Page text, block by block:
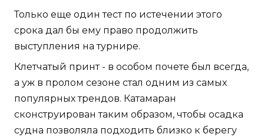
Только еще один тест по истечении этого
срока дал бы ему право продолжить
выступления на турнире.
Клетчатый принт - в особом почете был всегда,
а уж в пролом сезоне стал одним из самых
популярных трендов. Катамаран
сконструирован таким образом, чтобы осадка
судна позволяла подходить близко к берегу